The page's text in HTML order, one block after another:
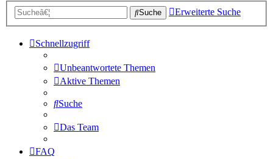
Suche Erweiterte Suche
Schnellzugriff
Unbeantwortete Themen
Aktive Themen
Suche
Das Team
FAQ